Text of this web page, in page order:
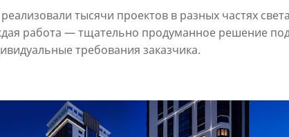
тысячи проектов в разных частях
работа — тщательно продуманное решение
требования заказчика.